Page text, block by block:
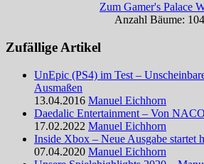
Zum Gamer's Palace
Anzahl Bäume: 104
Zufällige Artikel
UnEpic (PS4) im Test –
Ausmaßen
13.04.2016 Manuel Eichhorn
Daedalic Entertainment – Von
17.02.2022 Manuel Eichhorn
Inside Xbox – Neue Ausgabe startet
07.04.2020 Manuel Eichhorn